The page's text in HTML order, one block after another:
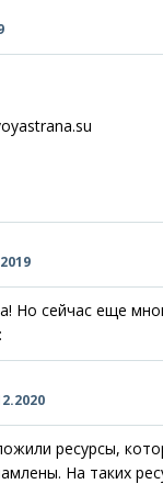
Но сейчас еще
ресурсы,
На таких